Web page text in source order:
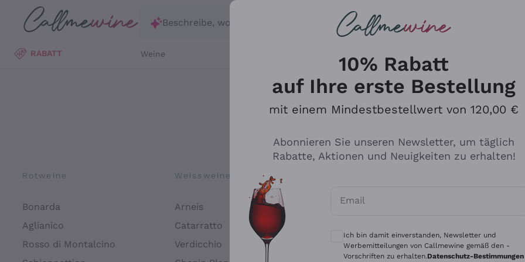
Zum Hauptinhalt springen
Beschreibe, wonach du suchst
RABATT Weine
Rotweine
Bonarda
Aglianico
Rosso di Montalcino
Weissweine
Arneis
Catarratto
Verdicchio
Tenuta San Leonardo
Alessandra Divella
Für
10% Rabatt
auf Ihre erste Bestellung
mit einem Mindestbestellwert von 120,00 €
Abonnieren Sie unseren Newsletter, um täglich
Rabatte, Aktionen und Neuigkeiten zu erhalten!
Email
Optionale Einwilligungen zum Erhalt von
Ich bin damit einverstanden, Newsletter und
Werbemitteilungen von Callmewine gemäß den -
Vorschriften zu erhalten.Datenschutz-Bestimmungen